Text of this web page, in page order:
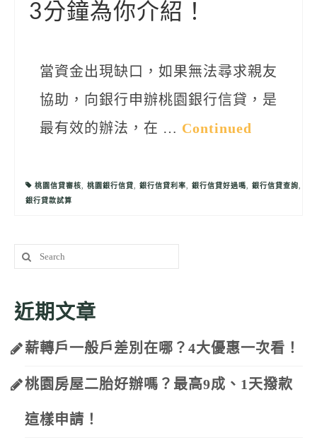
3分鐘為你介紹！
當資金出現缺口，如果無法尋求親友
協助，向銀行申辦桃園銀行信貸，是
最有效的辦法，在 … Continued
桃園信貸審核, 桃園銀行信貸, 銀行信貸利率, 銀行信貸好過嗎, 銀行信貸查詢,
銀行貸款試算
Search
for:
近期文章
薪轉戶一般戶差別在哪？4大優惠一次看！
桃園房屋二胎好辦嗎？最高9成、1天撥款
這樣申請！